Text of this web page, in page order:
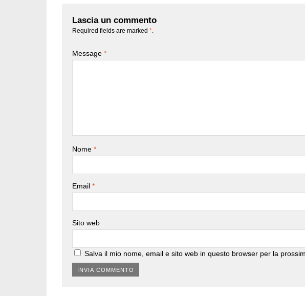
Lascia un commento
Required fields are marked *
Message *
Nome *
Email *
Sito web
Salva il mio nome, email e sito web in questo browser per la